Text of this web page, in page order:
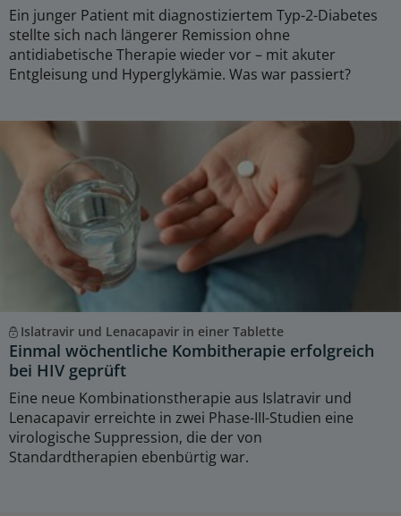
Ein junger Patient mit diagnostiziertem Typ-2-Diabetes
stellte sich nach längerer Remission ohne
antidiabetische Therapie wieder vor – mit akuter
Entgleisung und Hyperglykämie. Was war passiert?
Islatravir und Lenacapavir in einer Tablette
Einmal wöchentliche Kombitherapie erfolgreich
bei HIV geprüft
Eine neue Kombinationstherapie aus Islatravir und
Lenacapavir erreichte in zwei Phase-III-Studien eine
virologische Suppression, die der von
Standardtherapien ebenbürtig war.